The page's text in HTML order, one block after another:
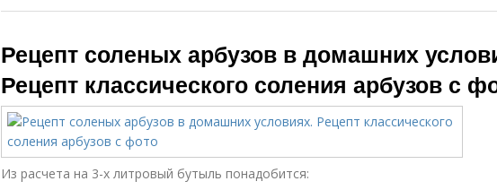
Рецепт соленых арбузов в домашних
Рецепт классического соления арбузов с
Из расчета на 3-х литровый бутыль понадобится: